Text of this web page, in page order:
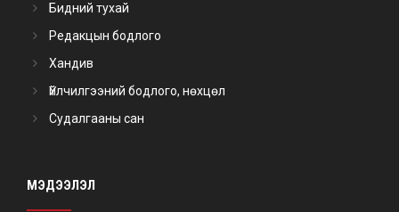
Бидний тухай
Редакцын бодлого
Хандив
Үйлчилгээний бодлого, нөхцөл
Судалгааны сан
МЭДЭЭЛЭЛ